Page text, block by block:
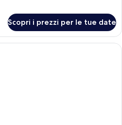
Scopri i prezzi per le tue date
Camera d'albergo con due letti,